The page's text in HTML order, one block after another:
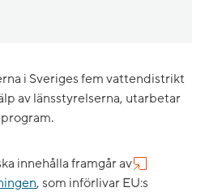
i Sveriges fem vattendistrikt
av länsstyrelserna, utarbetar
innehålla framgår av
, som införlivar EU:s